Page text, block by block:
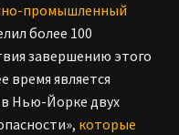
промышленный
более 100
завершению этого
время является
Нью-Йорке двух
которые